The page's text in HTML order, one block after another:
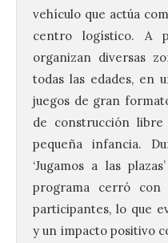
vehículo que actúa
centro logístico. A
organizan diversas
todas las edades, en
juegos de gran
de construcción
pequeña infancia.
‘Jugamos a las
programa cerró
participantes, lo que
y un impacto positivo